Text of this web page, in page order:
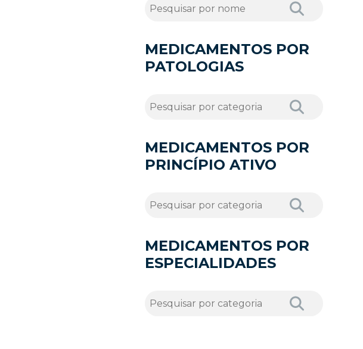
MEDICAMENTOS POR
PATOLOGIAS
MEDICAMENTOS POR
PRINCÍPIO ATIVO
MEDICAMENTOS POR
ESPECIALIDADES